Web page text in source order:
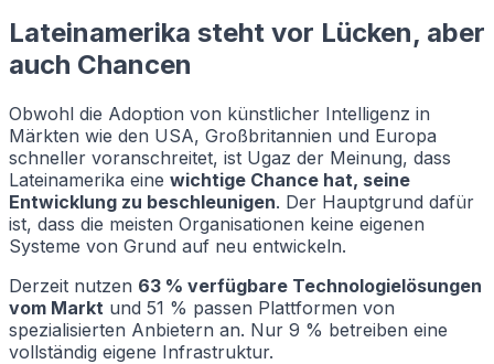
Lateinamerika steht vor Lücken, aber
auch Chancen
Obwohl die Adoption von künstlicher Intelligenz in
Märkten wie den USA, Großbritannien und Europa
schneller voranschreitet, ist Ugaz der Meinung, dass
Lateinamerika eine wichtige Chance hat, seine
Entwicklung zu beschleunigen. Der Hauptgrund dafür
ist, dass die meisten Organisationen keine eigenen
Systeme von Grund auf neu entwickeln.
Derzeit nutzen 63 % verfügbare Technologielösungen
vom Markt und 51 % passen Plattformen von
spezialisierten Anbietern an. Nur 9 % betreiben eine
vollständig eigene Infrastruktur.